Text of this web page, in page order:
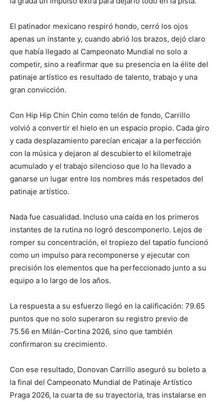
El patinador mexicano respiró hondo, cerró los ojos
apenas un instante y, cuando abrió los brazos, dejó claro
que había llegado al Campeonato Mundial no solo a
competir, sino a reafirmar que su presencia en la élite del
patinaje artístico es resultado de talento, trabajo y una
gran convicción.
Con Hip Hip Chin Chin como telón de fondo, Carrillo
volvió a convertir el hielo en un espacio propio. Cada giro
y cada desplazamiento parecían encajar a la perfección
con la música y dejaron al descubierto el kilometraje
acumulado y el trabajo silencioso que lo ha llevado a
ganarse un lugar entre los nombres más respetados del
patinaje artístico.
Nada fue casualidad. Incluso una caída en los primeros
instantes de la rutina no logró descomponerlo. Lejos de
romper su concentración, el tropiezo del tapatío funcionó
como un impulso para recomponerse y ejecutar con
precisión los elementos que ha perfeccionado junto a su
equipo a lo largo de los años.
La respuesta a su esfuerzo llegó en la calificación: 79.65
puntos que no solo superaron su registro previo de
75.56 en Milán-Cortina 2026, sino que también
confirmaron su crecimiento.
Con ese resultado, Donovan Carrillo aseguró su boleto a
la final del Campeonato Mundial de Patinaje Artístico
Praga 2026, la cuarta de su trayectoria, tras instalarse en